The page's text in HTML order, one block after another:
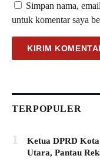
Simpan nama,
untuk komentar saya
TERPOPULER
1
Ketua DPRD
Utara, Pantau